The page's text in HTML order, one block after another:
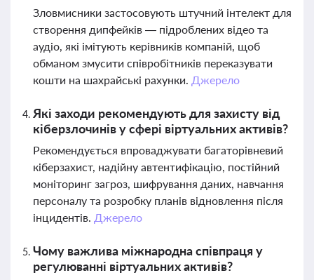
Зловмисники застосовують штучний інтелект для
створення дипфейків — підроблених відео та
аудіо, які імітують керівників компаній, щоб
обманом змусити співробітників переказувати
кошти на шахрайські рахунки. Джерело
Які заходи рекомендують для захисту від
кіберзлочинів у сфері віртуальних активів?
Рекомендується впроваджувати багаторівневий
кіберзахист, надійну автентифікацію, постійний
моніторинг загроз, шифрування даних, навчання
персоналу та розробку планів відновлення після
інцидентів. Джерело
Чому важлива міжнародна співпраця у
регулюванні віртуальних активів?